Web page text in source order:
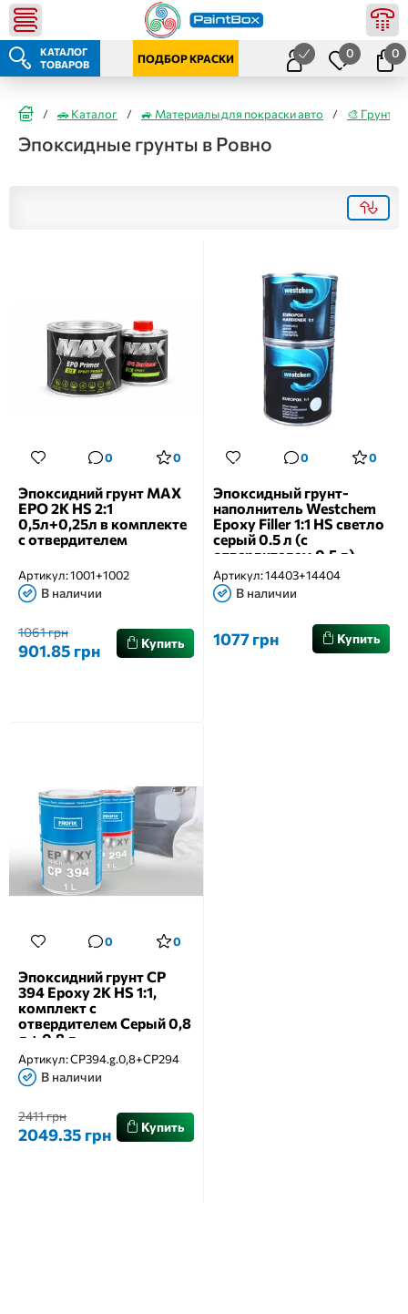
КАТАЛОГ
ТОВАРОВ
ПОДБОР КРАСКИ 0 0
/ 🚗 Каталог / 🚙 Материалы для покраски авто / 🎨 Грунты
Эпоксидные грунты в Ровно
0 0
Эпоксидний грунт MAX
EPO 2K HS 2:1
0,5л+0,25л в комплекте
с отвердителем
Артикул:1001+1002
В наличии
1061 грн
901.85 грн Купить
0 0
Эпоксидный грунт-
наполнитель Westchem
Epoxy Filler 1:1 HS светло
серый 0.5 л (с
отвердителем 0.5 л)
Артикул:14403+14404
В наличии
1077 грн Купить
0 0
Эпоксидний грунт CP
394 Epoxy 2К HS 1:1,
комплект с
отвердителем Серый 0,8
л + 0,8 л
Артикул:CP394.g.0,8+CP294
В наличии
2411 грн
2049.35 грн Купить